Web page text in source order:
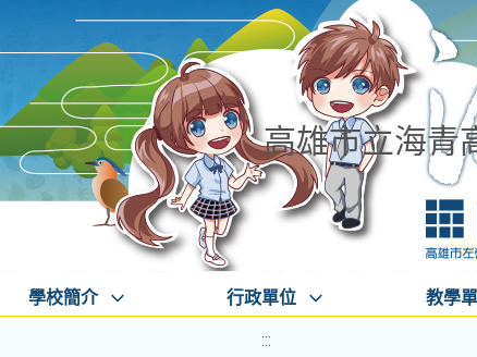
高雄市立海青
學校簡介 行政單位 教學
:::